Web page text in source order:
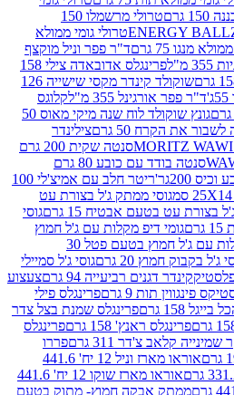
טרולי מרשמלו 150
טרולי גומי ממולא
ד"ר פפר וניל מוקצף
פרינגלס אדובאדה צילי 158
שוקולד קינדר מקסי שישייה 126
355 מ"ל
קלוגס
גונץ שוקולד לוח שנה מיקי מאוס 50
צילינדר
סנטה שקית 200 גרם
סנטה בודד עם כובע 80 גרם
ריטר חלב עם אמיצ'לי 100
ממתק ג'ל בצורת עט
אבטיח 15 גרם
גוסי
דיפ מקלות עם ג'ל חמוץ
גומי דיפ מקלות עם ג'ל חמוץ בטעם פטל 30
20 גרם
גוסי ג'ל סמיילי
רביעייה 94 גרם
צעצוע
9 גרם
פרינגלס פילי
פרינגלס שמנת בצל צדר
ראנץ' 158 גרם
פרינגלס
311 גרם
פררו
אוראו מארז וניל 12 יח' 441.6
אוראו מארז שוקו 12 יח' 441.6
אבקה חמוץ- מתוק בטעם